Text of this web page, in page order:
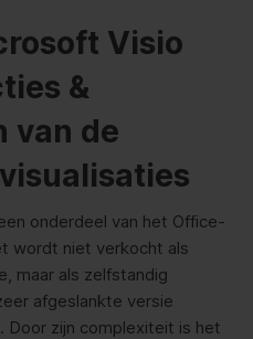
Visio
&
van de
onderdeel van het Office-
wordt niet verkocht als
maar als zelfstandig
afgeslankte versie
Door zijn complexiteit is het